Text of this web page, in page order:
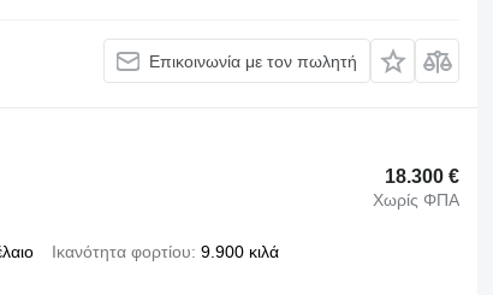
Επικοινωνία με τον πωλητή
18.300 €
Χωρίς ΦΠΑ
Ικανότητα φορτίου 9.900 κιλά